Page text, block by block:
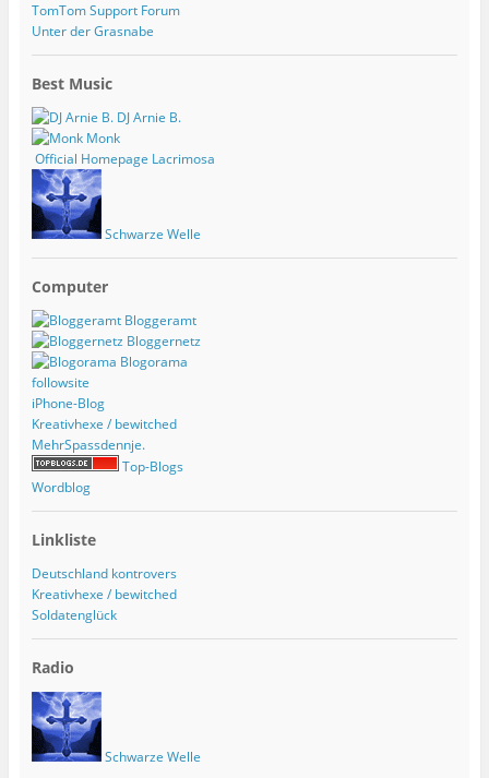
TomTom Support Forum
Unter der Grasnabe
Best Music
DJ Arnie B.
Monk
Official Homepage Lacrimosa
Schwarze Welle
Computer
Bloggeramt
Bloggernetz
Blogorama
followsite
iPhone-Blog
Kreativhexe / bewitched
MehrSpassdennje.
Top-Blogs
Wordblog
Linkliste
Deutschland kontrovers
Kreativhexe / bewitched
Soldatenglück
Radio
Schwarze Welle